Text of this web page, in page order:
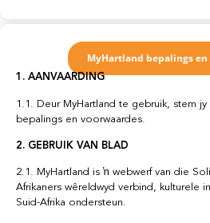
MyHartland bepalings en
1. AANVAARDING
1.1. Deur MyHartland te gebruik, stem
bepalings en voorwaardes.
2. GEBRUIK VAN BLAD
2.1. MyHartland is ŉ webwerf van die
Afrikaners wêreldwyd verbind, kulturele
Suid-Afrika ondersteun.